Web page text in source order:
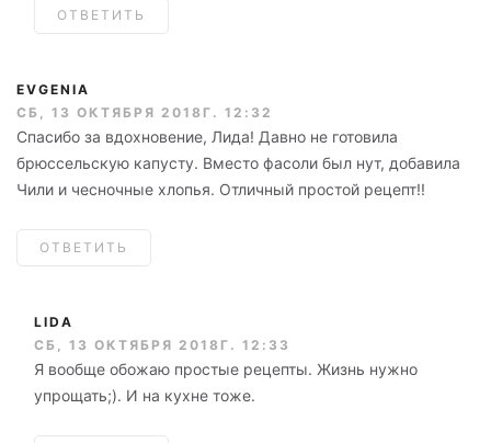
ОТВЕТИТЬ
EVGENIA
СБ, 13 ОКТЯБРЯ 2018Г. 12:32
Спасибо за вдохновение, Лида! Давно не готовила
брюссельскую капусту. Вместо фасоли был нут, добавила
Чили и чесночные хлопья. Отличный простой рецепт!!
ОТВЕТИТЬ
LIDA
СБ, 13 ОКТЯБРЯ 2018Г. 12:33
Я вообще обожаю простые рецепты. Жизнь нужно
упрощать;). И на кухне тоже.